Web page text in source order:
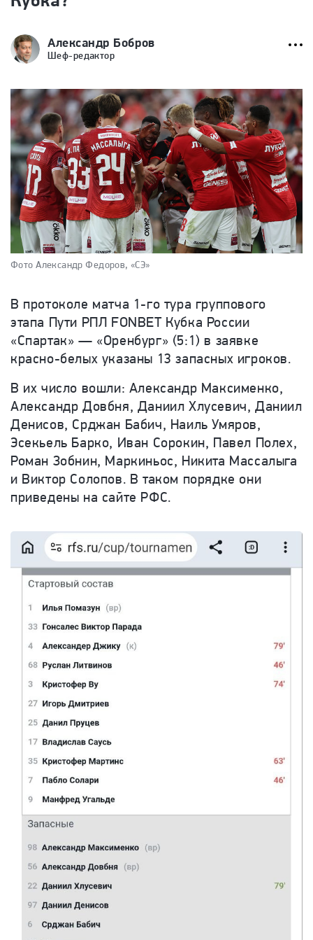
Александр Бобров
Шеф-редактор
Фото Александр Федоров, «СЭ»
В протоколе матча 1-го тура группового
этапа Пути РПЛ FONBET Кубка России
«Спартак» — «Оренбург» (5:1) в заявке
красно-белых указаны 13 запасных игроков.
В их число вошли: Александр Максименко,
Александр Довбня, Даниил Хлусевич, Даниил
Денисов, Срджан Бабич, Наиль Умяров,
Эсекьель Барко, Иван Сорокин, Павел Полех,
Роман Зобнин, Маркиньос, Никита Массалыга
и Виктор Солопов. В таком порядке они
приведены на сайте РФС.